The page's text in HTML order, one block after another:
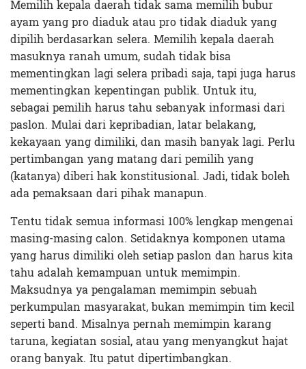
Memilih kepala daerah tidak sama memilih bubur
ayam yang pro diaduk atau pro tidak diaduk yang
dipilih berdasarkan selera. Memilih kepala daerah
masuknya ranah umum, sudah tidak bisa
mementingkan lagi selera pribadi saja, tapi juga harus
mementingkan kepentingan publik. Untuk itu,
sebagai pemilih harus tahu sebanyak informasi dari
paslon. Mulai dari kepribadian, latar belakang,
kekayaan yang dimiliki, dan masih banyak lagi. Perlu
pertimbangan yang matang dari pemilih yang
(katanya) diberi hak konstitusional. Jadi, tidak boleh
ada pemaksaan dari pihak manapun.
Tentu tidak semua informasi 100% lengkap mengenai
masing-masing calon. Setidaknya komponen utama
yang harus dimiliki oleh setiap paslon dan harus kita
tahu adalah kemampuan untuk memimpin.
Maksudnya ya pengalaman memimpin sebuah
perkumpulan masyarakat, bukan memimpin tim kecil
seperti band. Misalnya pernah memimpin karang
taruna, kegiatan sosial, atau yang menyangkut hajat
orang banyak. Itu patut dipertimbangkan.